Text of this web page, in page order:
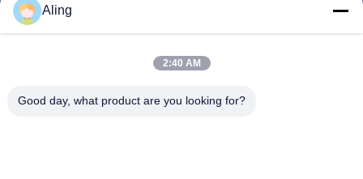
Productos
Visita A La Fábrica
Aling
2:40 AM
Good day, what product are you looking for?